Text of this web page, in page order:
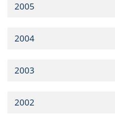
2005
2004
2003
2002